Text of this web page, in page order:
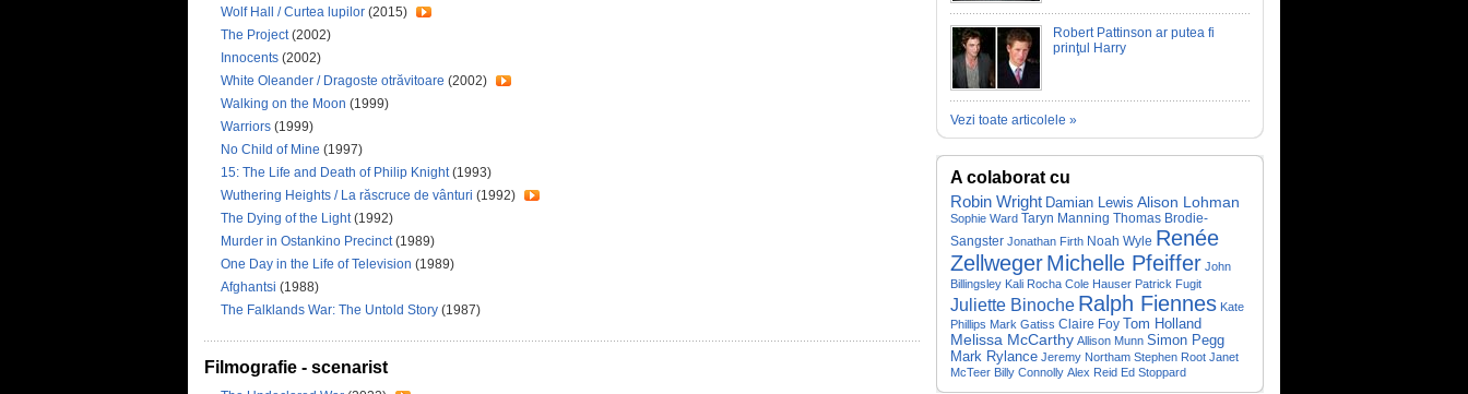
Wolf Hall / Curtea lupilor (2015)
The Project(2002)
Innocents (2002)
White Oleander / Dragoste otrăvitoare (2002)
Walking on the Moon (1999)
Warriors (1999)
No Child of Mine (1997)
15: The Life and Death of Philip Knight(1993)
Wuthering Heights / La răscruce de vânturi (1992)
The Dying of the Light(1992)
Murder in Ostankino Precinct(1989)
One Day in the Life of Television (1989)
Afghantsi (1988)
The Falklands War: The Untold Story (1987)
Filmografie - scenarist
Robert Pattinson ar putea fi
prinţul Harry
Vezi toate articolele »
A colaborat cu
Robin Wright Damian Lewis Alison Lohman
Sophie Ward Taryn Manning Thomas Brodie-
Sangster Jonathan Firth Noah Wyle Renée
ZellwegerMichelle Pfeiffer John
Billingsley Kali Rocha Cole Hauser Patrick Fugit
Juliette Binoche Ralph Fiennes Kate
Phillips Mark Gatiss Claire Foy Tom Holland
Melissa McCarthy Allison Munn Simon Pegg
Mark Rylance Jeremy Northam Stephen Root Janet
McTeer Billy Connolly Alex Reid Ed Stoppard